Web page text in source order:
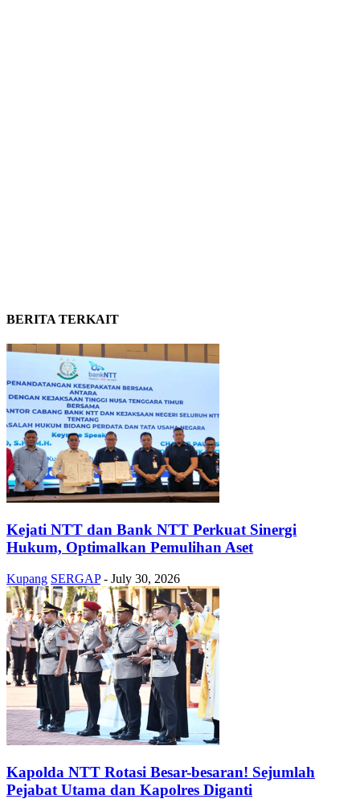
BERITA TERKAIT
Kejati NTT dan Bank NTT Perkuat Sinergi
Hukum, Optimalkan Pemulihan Aset
Kupang SERGAP - July 30, 2026
Kapolda NTT Rotasi Besar-besaran! Sejumlah
Pejabat Utama dan Kapolres Diganti